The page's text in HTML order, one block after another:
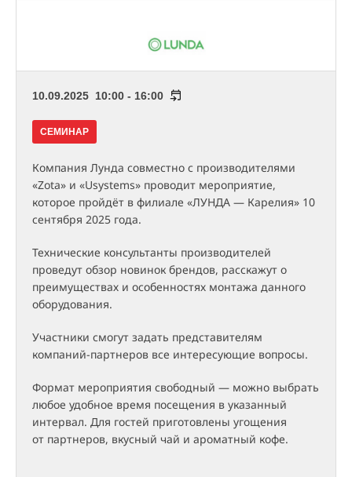
10.09.2025 10:00 - 16:00
СЕМИНАР
Компания Лунда совместно с производителями
«Zota» и «Usystems» проводит мероприятие,
которое пройдёт в филиале «ЛУНДА — Карелия» 10
сентября 2025 года.
Технические консультанты производителей
проведут обзор новинок брендов, расскажут о
преимуществах и особенностях монтажа данного
оборудования.
Участники смогут задать представителям
компаний-партнеров все интересующие вопросы.
Формат мероприятия свободный — можно выбрать
любое удобное время посещения в указанный
интервал. Для гостей приготовлены угощения
от партнеров, вкусный чай и ароматный кофе.